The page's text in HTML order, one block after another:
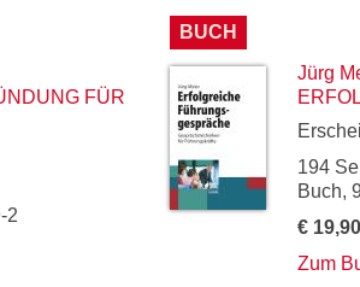
FÜR
2
BUCH
Jürg
194
Buch,
€
Zum